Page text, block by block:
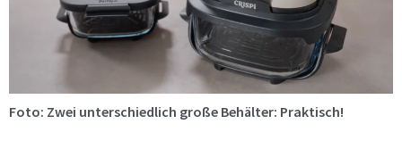
Foto: Zwei unterschiedlich große Behälter: Praktisch!